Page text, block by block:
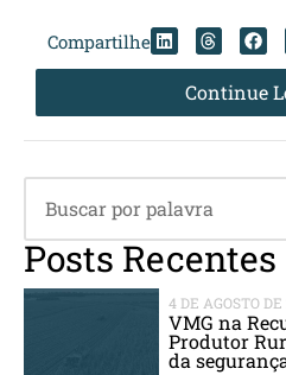
Compartilhe
Continue
Posts Recentes
4 DE AGOSTO
VMG na
Produtor
da